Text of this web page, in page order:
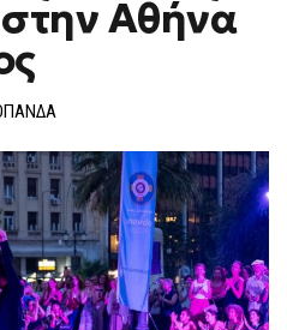
Αθήνα